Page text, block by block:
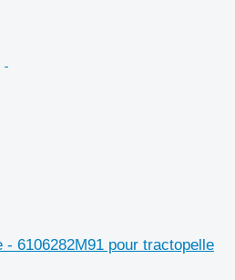
6106282M91 pour tractopelle